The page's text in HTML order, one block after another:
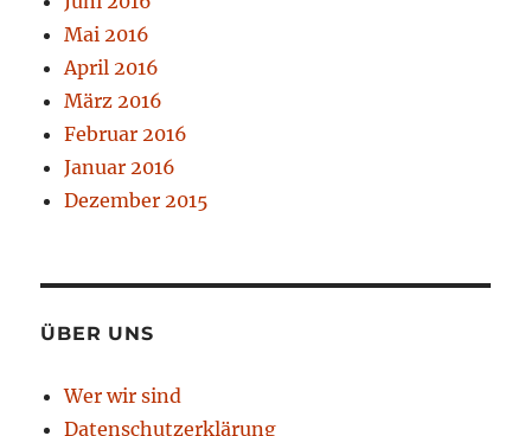
Mai 2016
April 2016
März 2016
Februar 2016
Januar 2016
Dezember 2015
ÜBER UNS
Wer wir sind
Datenschutzerklärung